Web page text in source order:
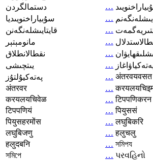
دستمالگردن
…
سۇبياراخنويىديا
…
قايتايىشلەنگەنن
…
مانومېتېر
…
نقطالانطلاق
…
يىتچىشى
…
پەتەكيۇلتۇز
… अंतरवयवसत
अंतरवर
…
करयलयचिवेळ
… टिपपणिकरन
टिपपणियं
… पियुससं
पियुसहरमोंस
… लघुबिकरि
लघुबिजणु
… हलुचलु
हलुदबनि
… সমিপয
সমিপে
… પરવહિનો